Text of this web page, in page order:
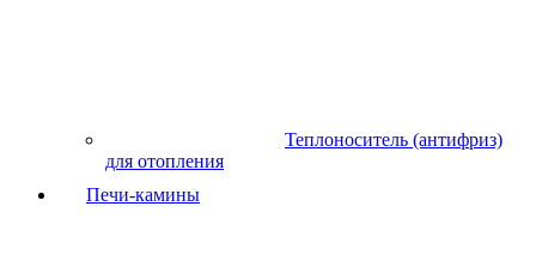
Теплоноситель (антифриз)
для отопления
Печи-камины